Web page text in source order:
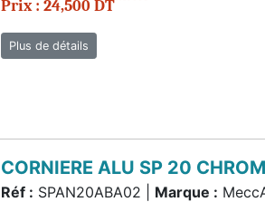
Prix : 24,500 DT
Plus de détails
CORNIERE ALU SP 20
Réf : SPAN20ABA02 | Marque :